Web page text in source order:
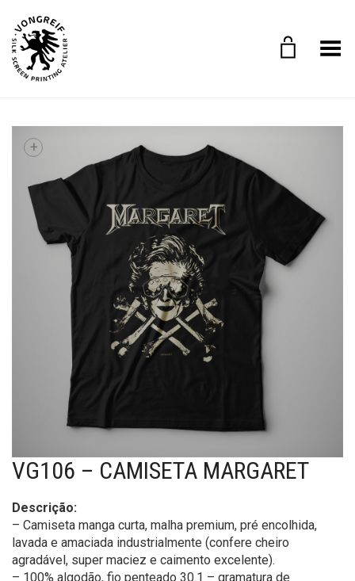
Toggle Menu
+
VG106 – CAMISETA MARGARET
Descrição:
– Camiseta manga curta, malha premium, pré encolhida,
lavada e amaciada industrialmente (confere cheiro
agradável, super maciez e caimento excelente).
– 100% algodão, fio penteado 30.1 – gramatura de